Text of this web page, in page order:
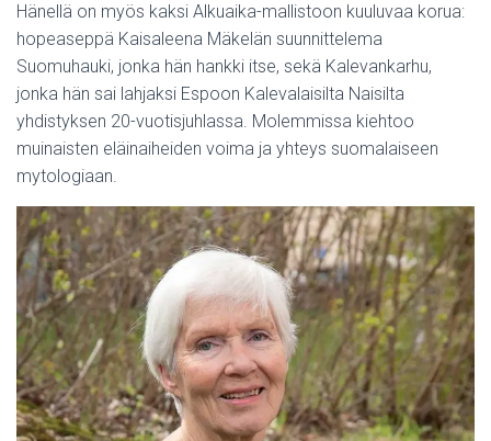
Hänellä on myös kaksi Alkuaika-mallistoon kuuluvaa korua:
hopeaseppä Kaisaleena Mäkelän suunnittelema
Suomuhauki, jonka hän hankki itse, sekä Kalevankarhu,
jonka hän sai lahjaksi Espoon Kalevalaisilta Naisilta
yhdistyksen 20-vuotisjuhlassa. Molemmissa kiehtoo
muinaisten eläinaiheiden voima ja yhteys suomalaiseen
mytologiaan.